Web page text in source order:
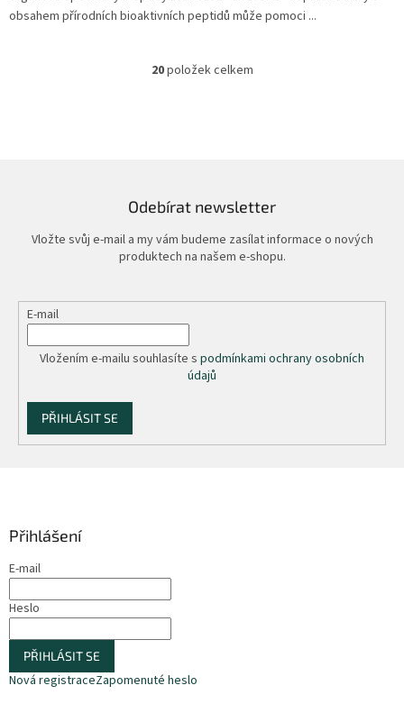
obsahem přírodních bioaktivních peptidů může pomoci ...
O
p
r
v
k
v
i
s
u
20položek celkem
Odebírat newsletter
Vložte svůj e-mail a my vám budeme zasílat informace o nových
produktech na našem e-shopu.
E-mail
Vložením e-mailu souhlasíte s podmínkami ochrany osobních
údajů
PŘIHLÁSIT SE
Přihlášení
E-mail
Heslo
PŘIHLÁSIT SE
Nová registraceZapomenuté heslo